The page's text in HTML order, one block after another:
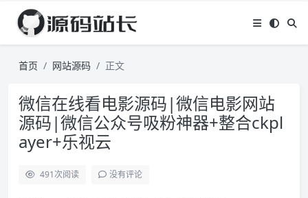
首页 网站源码 正文
微信在线看电影源码|微信电影网站
源码|微信公众号吸粉神器+整合ckpl
ayer+乐视云
491次阅读 没有评论